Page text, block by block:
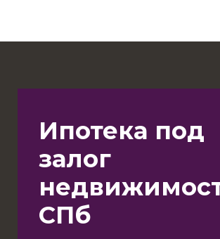
Ипотека под
залог
СПб